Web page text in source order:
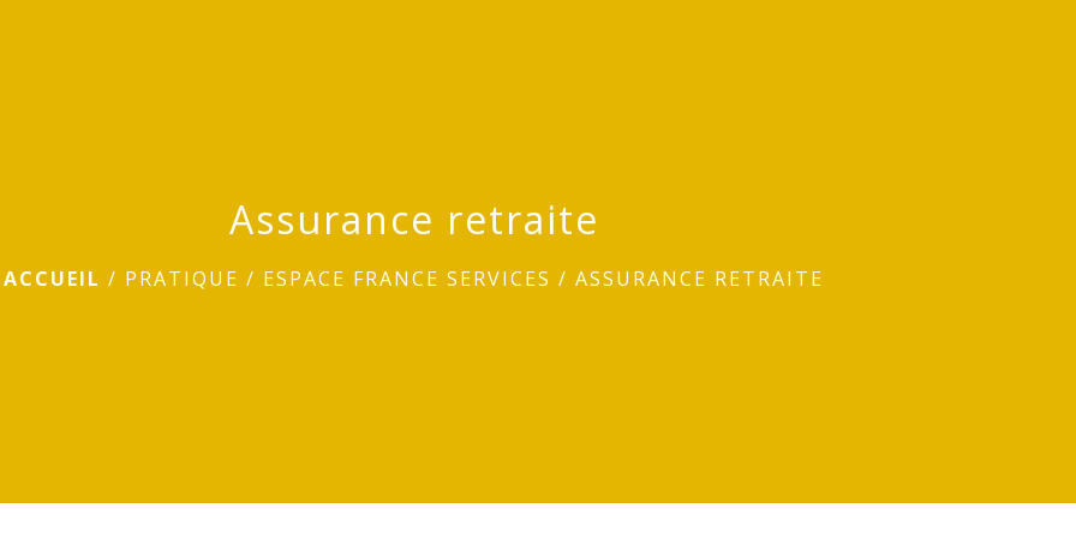
Assurance retraite
ACCUEIL / PRATIQUE / ESPACE FRANCE SERVICES /ASSURANCE RETRAITE